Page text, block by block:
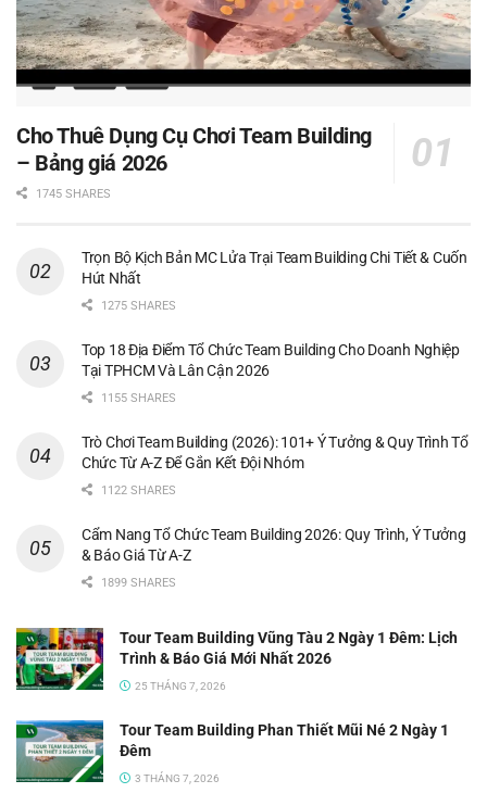
Cho Thuê Dụng Cụ Chơi Team Building
– Bảng giá 2026
1745 SHARES
Trọn Bộ Kịch Bản MC Lửa Trại Team Building Chi Tiết & Cuốn
Hút Nhất
1275 SHARES
Top 18 Địa Điểm Tổ Chức Team Building Cho Doanh Nghiệp
Tại TPHCM Và Lân Cận 2026
1155 SHARES
Trò Chơi Team Building (2026): 101+ Ý Tưởng & Quy Trình Tổ
Chức Từ A-Z Để Gắn Kết Đội Nhóm
1122 SHARES
Cẩm Nang Tổ Chức Team Building 2026: Quy Trình, Ý Tưởng
& Báo Giá Từ A-Z
1899 SHARES
Tour Team Building Vũng Tàu 2 Ngày 1 Đêm: Lịch
Trình & Báo Giá Mới Nhất 2026
25 THÁNG 7, 2026
Tour Team Building Phan Thiết Mũi Né 2 Ngày 1
Đêm
3 THÁNG 7, 2026